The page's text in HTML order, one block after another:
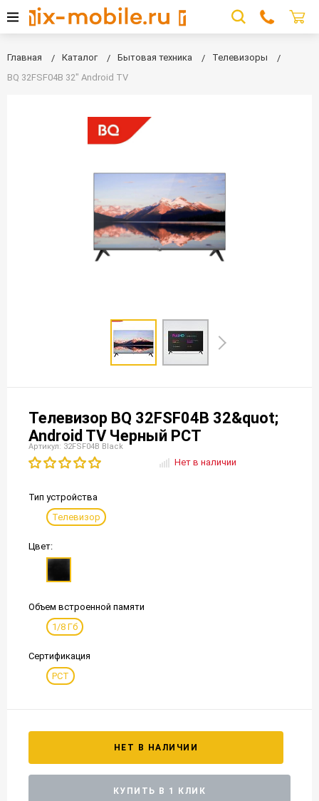
Главная Каталог Бытовая техника
Телевизоры
BQ 32FSF04B 32" Android TV
Телевизор BQ 32FSF04B 32&quot;
Android TV Черный РСТ
Артикул: 32FSF04B Black
Нет в наличии
Тип устройства
Телевизор
Цвет:
Объем встроенной памяти
1/8 Гб
Сертификация
РСТ
НЕТ В НАЛИЧИИ
КУПИТЬ В 1 КЛИК